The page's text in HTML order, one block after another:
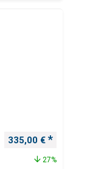
Ursprünglicher
335,00 €
27%